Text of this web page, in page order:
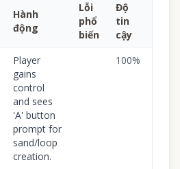
Hành
động
Lỗi
phổ
biến
Độ
tin
cậy
Player
gains
control
and sees
'A' button
prompt for
sand/loop
creation.
100%